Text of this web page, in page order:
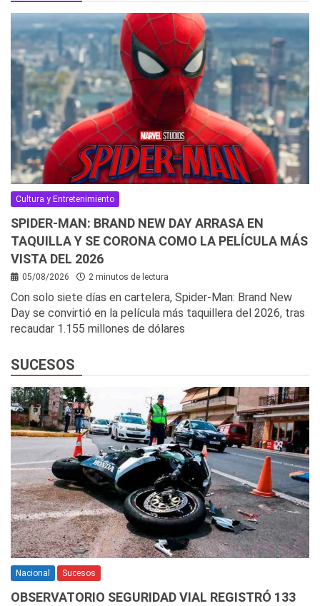
Cultura y Entretenimiento
SPIDER-MAN: BRAND NEW DAY ARRASA EN
TAQUILLA Y SE CORONA COMO LA PELÍCULA MÁS
VISTA DEL 2026
05/08/2026 2 minutos de lectura
Con solo siete días en cartelera, Spider-Man: Brand New
Day se convirtió en la película más taquillera del 2026, tras
recaudar 1.155 millones de dólares
SUCESOS
Nacional Sucesos
OBSERVATORIO SEGURIDAD VIAL REGISTRÓ 133